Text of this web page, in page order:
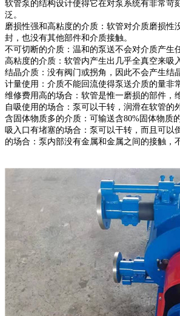
软管泵 的结构设计使得它在对泵系统有非常苛
泛。
磨损性强和高粘度的介质：软管对介质磨损性
封，也没有其他部件和介质接触。
不可切断的介质：温和的泵送不会对介质产生
高粘度的介质：软管内产生出几乎全真空来吸
结晶介质：没有阀门或拐角，因此不会产生结
计量使用：介质不能回流使得泵送介质的量非
维修费用高的场合：软管是惟一磨损的部件，
自吸使用的场合：泵可以干转，润滑在软管的
含固体物质多的介质：可输送含80%固体物质
吸入口有堵塞的场合：泵可以干转，而且可以
的场合：泵内部没有金属和金属之间的接触，